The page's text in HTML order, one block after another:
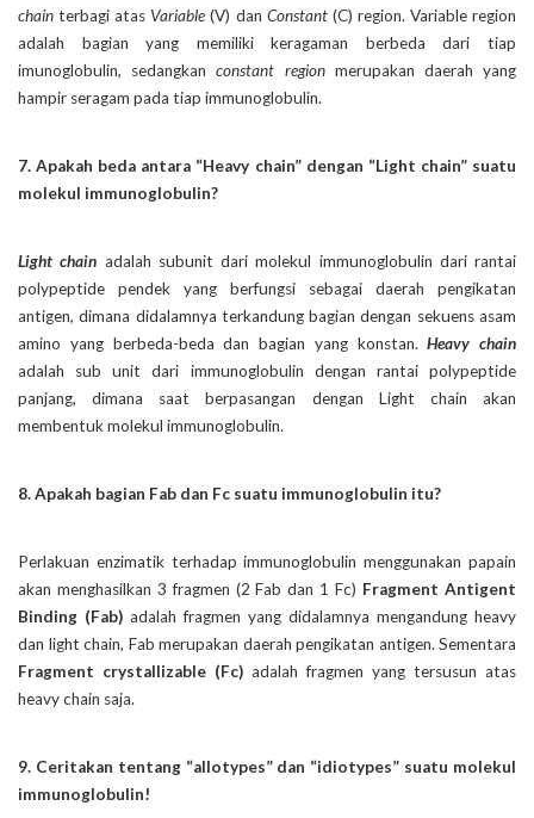
chainterbagi atas Variable (V) dan Constant(C) region. Variable region
adalah bagian yang memiliki keragaman berbeda dari tiap
imunoglobulin, sedangkan constant regionmerupakan daerah yang
hampir seragam pada tiap immunoglobulin.
7. Apakah beda antara “Heavy chain” dengan “Light chain” suatu
molekul immunoglobulin?
Light chain adalah subunit dari molekul immunoglobulin dari rantai
polypeptide pendek yang berfungsi sebagai daerah pengikatan
antigen, dimana didalamnya terkandung bagian dengan sekuens asam
amino yang berbeda-beda dan bagian yang konstan.Heavy chain
adalah sub unit dari immunoglobulin dengan rantai polypeptide
panjang, dimana saat berpasangan dengan Light chain akan
membentuk molekul immunoglobulin.
8. Apakah bagian Fab dan Fc suatu immunoglobulin itu?
Perlakuan enzimatik terhadap immunoglobulin menggunakan papain
akan menghasilkan 3 fragmen (2 Fab dan 1 Fc) Fragment Antigent
Binding (Fab) adalah fragmen yang didalamnya mengandung heavy
dan light chain, Fab merupakan daerah pengikatan antigen. Sementara
Fragment crystallizable (Fc) adalah fragmen yang tersusun atas
heavy chain saja.
9. Ceritakan tentang “allotypes” dan “idiotypes” suatu molekul
immunoglobulin!